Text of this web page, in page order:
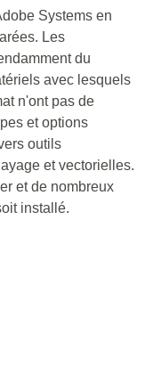
Systems en
Les
du
avec lesquels
n'ont pas de
et options
outils
et vectorielles.
et de nombreux
installé.